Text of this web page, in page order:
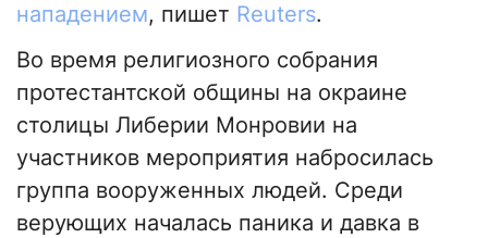
нападением, пишет Reuters.
Во время религиозного собрания
протестантской общины на окраине
столицы Либерии Монровии на
участников мероприятия набросилась
группа вооруженных людей. Среди
верующих началась паника и давка в